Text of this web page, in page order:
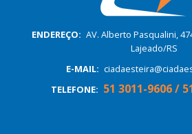
ENDEREÇO: AV. Alberto Pasqualini,
Lajeado/RS
E-MAIL:
TELEFONE: 51 3011-9606 /